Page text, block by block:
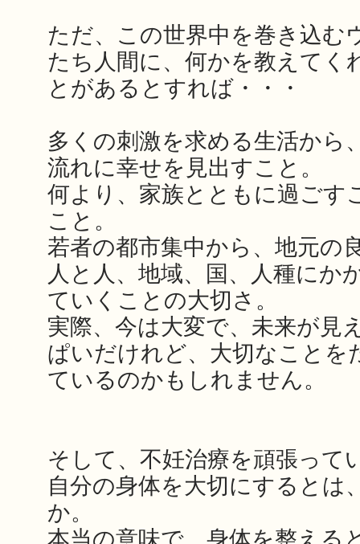
ただ、この世界中を巻き込む
たち人間に、何かを教えてく
とがあるとすれば・・・
多くの刺激を求める生活から
流れに幸せを見出すこと。
何より、家族とともに過ごす
こと。
若者の都市集中から、地元の
人と人、地域、国、人種にか
ていくことの大切さ。
実際、今は大変で、未来が見
ぱいだけれど、大切なことを
ているのかもしれません。
そして、不妊治療を頑張って
自分の身体を大切にするとは
か。
本当の意味で、身体を整える